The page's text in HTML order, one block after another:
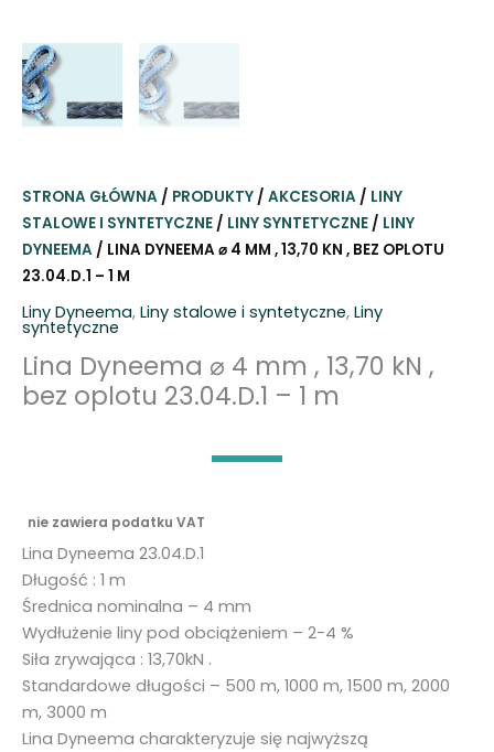
STRONA GŁÓWNA / PRODUKTY / AKCESORIA / LINY
STALOWE I SYNTETYCZNE / LINY SYNTETYCZNE / LINY
DYNEEMA / LINA DYNEEMA ⌀ 4 MM , 13,70 KN , BEZ OPLOTU
23.04.D.1 – 1 M
Liny Dyneema, Liny stalowe i syntetyczne, Liny
syntetyczne
Lina Dyneema ⌀ 4 mm , 13,70 kN ,
bez oplotu 23.04.D.1 – 1 m
nie zawiera podatku VAT
Lina Dyneema 23.04.D.1
Długość : 1 m
Średnica nominalna – 4 mm
Wydłużenie liny pod obciążeniem – 2-4 %
Siła zrywająca : 13,70kN .
Standardowe długości – 500 m, 1000 m, 1500 m, 2000
m, 3000 m
Lina Dyneema charakteryzuje się najwyższą